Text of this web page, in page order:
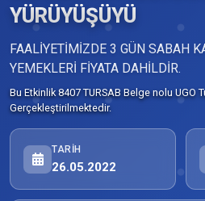
YÜRÜYÜŞÜYÜ
FAALİYETİMİZDE 3 GÜN SABAH
YEMEKLERİ FİYATA DAHİLDİR.
Bu Etkinlik 8407 TURSAB Belge nolu UGO
Gerçekleştirilmektedir.
TARIH
26.05.2022